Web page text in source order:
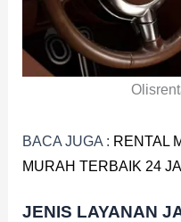
BACA JUGA : RENTAL
MURAH TERBAIK 24
JENIS LAYANAN